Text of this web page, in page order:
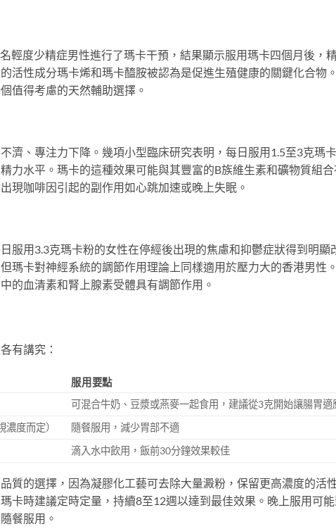
輕度少精症男性進行了瑪卡干預，結果顯示服用瑪卡四個月後，
活性成分瑪卡烯和瑪卡醯胺被認為是促進生殖健康的關鍵化合物
值得考慮的天然輔助選擇。
濟、專注力下降。幾項小型臨床研究表明，每日服用1.5至3克瑪
力水平。瑪卡的這種效果可能與其豐富的B族維生素和礦物質組
現咖啡因引起的副作用如心跳加速或晚上失眠。
服用3.3克瑪卡粉的女性在停經後出現的焦慮和抑鬱症狀得到明顯
瑪卡對神經系統的調節作用理論上同樣適用於壓力大的香港男性
的血清素和腎上腺素受體具有調節作用。
有講究：
服用要點
可混合牛奶、豆漿或燕麥一起食用，建議從3克開始讓腸胃適
度而定）
隨餐服用，減少胃部不適
滴入水中飲用，飯前30分鐘效果較佳
質的選擇，因為凝膠化工藝可去除大量澱粉，保留更高濃度的活
卡時建議定時定量，持續8至12週以達到最佳效果。晚上服用可
餐服用。